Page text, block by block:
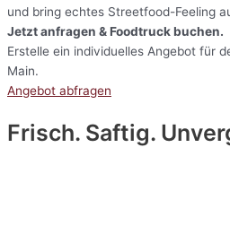
und bring echtes Streetfood-Feeling
Jetzt anfragen & Foodtruck buchen.
Erstelle ein individuelles Angebot für
Main.
Angebot abfragen
Frisch. Saftig.